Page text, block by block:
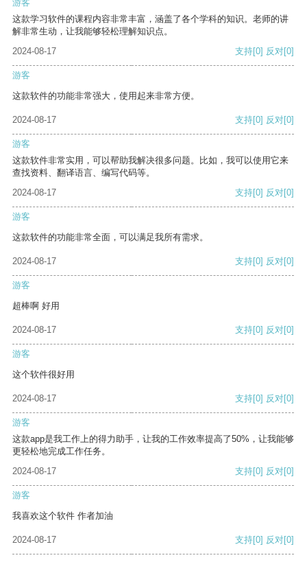
游客
这款学习软件的课程内容非常丰富，涵盖了各个学科的知识。老师的讲
解非常生动，让我能够轻松理解知识点。
2024-08-17
支持[0] 反对[0]
游客
这款软件的功能非常强大，使用起来非常方便。
2024-08-17 支持[0] 反对[0]
游客
这款软件非常实用，可以帮助我解决很多问题。比如，我可以使用它来
查找资料、翻译语言、编写代码等。
2024-08-17
支持[0] 反对[0]
游客
这款软件的功能非常全面，可以满足我所有需求。
2024-08-17 支持[0] 反对[0]
游客
超棒啊 好用
2024-08-17 支持[0] 反对[0]
游客
这个软件很好用
2024-08-17 支持[0] 反对[0]
游客
这款app是我工作上的得力助手，让我的工作效率提高了50%，让我能够
更轻松地完成工作任务。
2024-08-17
支持[0] 反对[0]
游客
我喜欢这个软件 作者加油
2024-08-17 支持[0] 反对[0]